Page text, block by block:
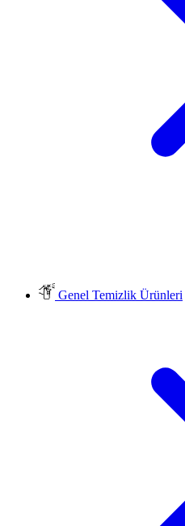
Genel Temizlik Ürünleri